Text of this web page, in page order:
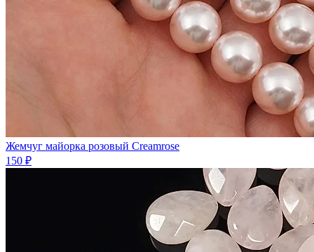
Жемчуг майорка розовый Creamrose
150 ₽